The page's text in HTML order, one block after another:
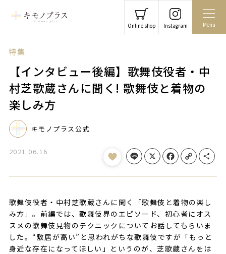
Online shop Instagram Menu
特集
【インタビュー後編】歌舞伎役者・中
村芝歌蔵さんに聞く! 歌舞伎と着物の
楽しみ方
キモノプラス公式
2021.06.16 Line X Facebook Copy Link Share
歌舞伎役者・中村芝歌蔵さんに聞く「歌舞伎と着物の楽し
み方」。前編では、歌舞伎界のエピソード、初心者にオス
スメの歌舞伎見物のテクニックについてお話してもらいま
した。“敷居が高い”と思われがちな歌舞伎ですが「もっと
身近な存在になってほしい」というのが、芝歌蔵さんをは